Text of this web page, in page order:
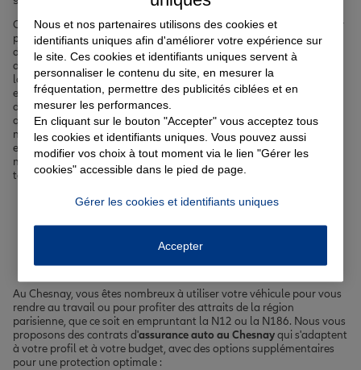
Chez nous, vous trouverez l'assurance auto au Chesnay
idéale pour
protéger votre véhicule, qu'il s'agisse d'une voiture, d'une moto ou
d'un scooter. Nous vous proposons également des contrats
d'
assurance habitation au Chesnay, que vous soyez propriétaire ou
locataire d'un appartement ou d'une maison. Parce que votre santé
et celle de vos proches est primordiale, nous disposons de formules
de
complémentaire santéau Chesnay
quotidien. Si vous envisagez de concrétiser un projet immobilier,
notreassurance emprunteurvous permettra de sécuriser votre prêt
en toute tranquillité. Enfin, pour assurer l'avenir de vos enfants,
notre
assurance scolaire au Chesnay
offre une protection complète
tout au long de l'année.
Votre assurance auto, moto
ou scooter au Chesnay
Au Chesnay, vous êtes nombreux à utiliser votre véhicule pour vous
rendre au travail ou pour profiter des attraits de la région
parisienne, que ce soit en empruntant la N12 ou la N186. Nous vous
proposons des contrats d'assurance auto au Chesnayqui s'adaptent
à votre profil et à votre budget, avec des options supplémentaires
pour une protection optimale :
Nous et nos partenaires utilisons des cookies et
identifiants uniques afin d'améliorer votre expérience sur
le site. Ces cookies et identifiants uniques servent à
personnaliser le contenu du site, en mesurer la
fréquentation, permettre des publicités ciblées et en
mesurer les performances.
En cliquant sur le bouton "Accepter" vous acceptez tous
les cookies et identifiants uniques. Vous pouvez aussi
modifier vos choix à tout moment via le lien "Gérer les
cookies" accessible dans le pied de page.
Gérer les cookies et identifiants uniques
Accepter